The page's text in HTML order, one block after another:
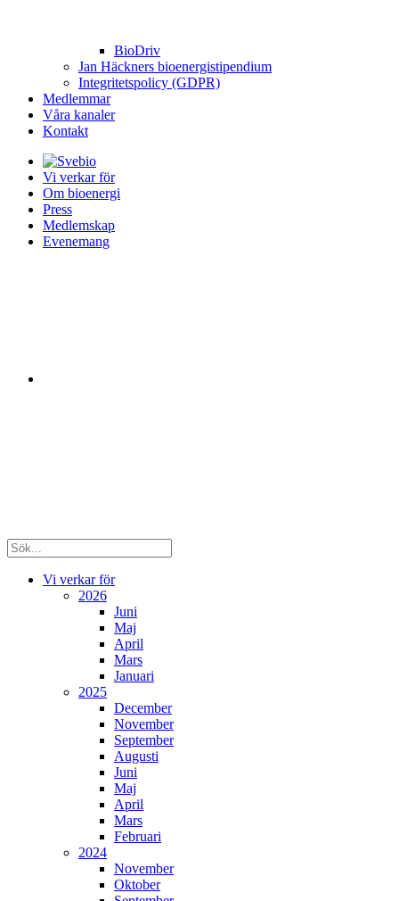
BioDriv
Jan Häckners bioenergistipendium
Integritetspolicy (GDPR)
Medlemmar
Våra kanaler
Kontakt
Vi verkar för
Om bioenergi
Press
Medlemskap
Evenemang
Vi verkar för
2026
Juni
Maj
April
Mars
Januari
2025
December
November
September
Augusti
Juni
Maj
April
Mars
Februari
2024
November
Oktober